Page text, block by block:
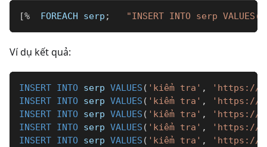
[%
  FOREACH serp
; "INSERT INTO serp
Ví dụ kết quả:
INSERT INTO serp VALUES ( 'kiểm tra' ,
'https://
INSERT INTO serp VALUES ( 'kiểm tra' ,
'https://
INSERT INTO serp VALUES ( 'kiểm tra' ,
'https://
INSERT INTO serp VALUES ( 'kiểm tra' ,
'https://
INSERT INTO serp VALUES ( 'kiểm tra' ,
'https://